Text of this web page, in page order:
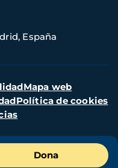
Dona
España
Mapa web
Política de cookies